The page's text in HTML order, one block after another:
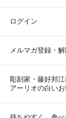
ログイン
メルマガ登録・
彫刻家・藤好邦
アーリオの白い